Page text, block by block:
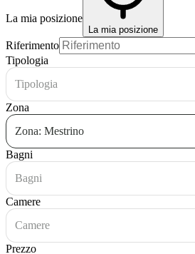
La mia posizione
La mia posizione
Riferimento
Tipologia
Tipologia
Zona
Zona: Mestrino
Bagni
Bagni
Camere
Camere
Prezzo